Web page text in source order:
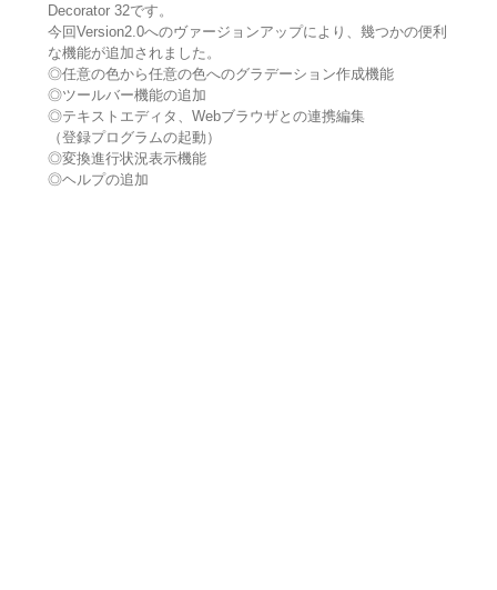
Decorator 32です。
今回Version2.0へのヴァージョンアップにより、幾つかの便利
な機能が追加されました。
◎任意の色から任意の色へのグラデーション作成機能
◎ツールバー機能の追加
◎テキストエディタ、Webブラウザとの連携編集
（登録プログラムの起動）
◎変換進行状況表示機能
◎ヘルプの追加